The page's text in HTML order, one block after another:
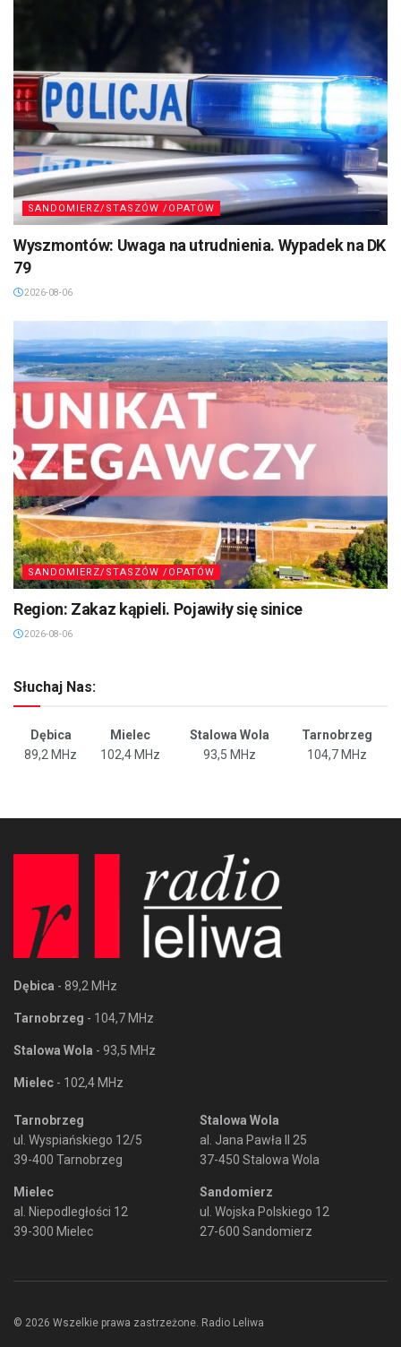
SANDOMIERZ/STASZÓW /OPATÓW
Wyszmontów: Uwaga na utrudnienia. Wypadek na DK
79
2026-08-06
SANDOMIERZ/STASZÓW /OPATÓW
Region: Zakaz kąpieli. Pojawiły się sinice
2026-08-06
Słuchaj Nas:
Dębica Mielec Stalowa Wola
Tarnobrzeg
89,2 MHz
102,4 MHz 93,5 MHz 104,7 MHz
Dębica - 89,2 MHz
Tarnobrzeg - 104,7 MHz
Stalowa Wola - 93,5 MHz
Mielec - 102,4 MHz
Tarnobrzeg
ul. Wyspiańskiego 12/5
39-400 Tarnobrzeg
Mielec
al. Niepodległości 12
39-300 Mielec
Stalowa Wola
al. Jana Pawła II 25
37-450 Stalowa Wola
Sandomierz
ul. Wojska Polskiego 12
27-600 Sandomierz
© 2026 Wszelkie prawa zastrzeżone. Radio Leliwa